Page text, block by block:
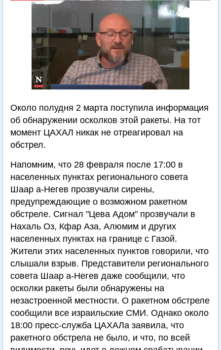
Около полудня 2 марта поступила информация
об обнаружении осколков этой ракеты. На тот
момент ЦАХАЛ никак не отреагировал на
обстрел.
Напомним, что 28 февраля после 17:00 в
населенных пунктах регионального совета
Шаар а-Негев прозвучали сирены,
предупреждающие о возможном ракетном
обстреле. Сигнал "Цева Адом" прозвучали в
Нахаль Оз, Кфар Аза, Алюмим и других
населенных пунктах на границе с Газой.
Жители этих населенных пунктов говорили, что
слышали взрыв. Представители регионального
совета Шаар а-Негев даже сообщили, что
осколки ракеты были обнаружены на
незастроенной местности. О ракетном обстреле
сообщили все израильские СМИ. Однако около
18:00 пресс-служба ЦАХАЛа заявила, что
ракетного обстрела не было, и что, по всей